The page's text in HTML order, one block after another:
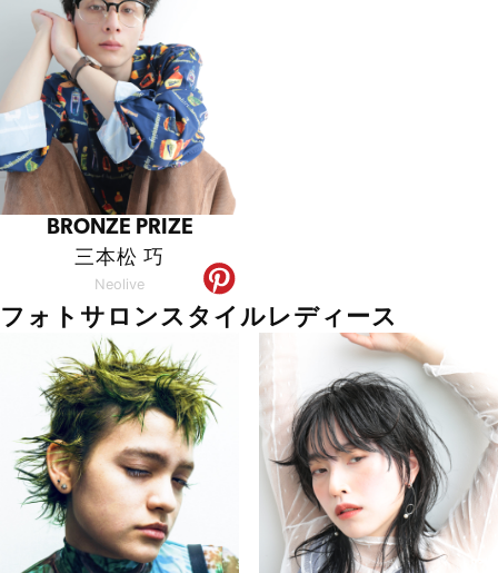
BRONZE PRIZE
三本松 巧
Neolive
フォトサロンスタイルレディース